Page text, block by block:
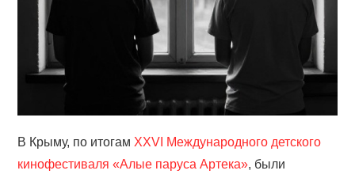
В Крыму, по итогам ХХVI Международного детского
кинофестиваля «Алые паруса Артека», были